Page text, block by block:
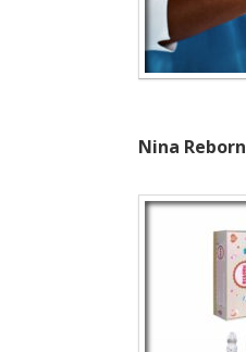
Nina Reborn